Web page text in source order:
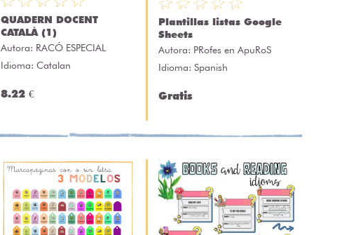
QUADERN DOCENT
CATALÀ (1)
Autora: RACÓ ESPECIAL
Idioma: Catalan
8.22 €
Plantillas listas Google
Sheets
Autora: PRofes en ApuRoS
Idioma: Spanish
Gratis